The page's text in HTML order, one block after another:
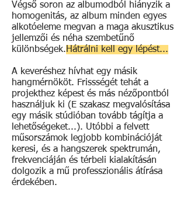
Végső soron az albumodból hiányzik a
homogenitás, az album minden egyes
alkotóeleme megvan a maga akusztikus
jellemzői és néha szembetűnő
különbségek.Hátrálni kell egy lépést...
A keveréshez hívhat egy másik
hangmérnököt. Frissségét tehát a
projekthez képest és más nézőpontból
használjuk ki (E szakasz megvalósítása
egy másik stúdióban tovább tágítja a
lehetőségeket...). Utóbbi a felvett
műsorszámok legjobb kombinációját
keresi, és a hangszerek spektrumán,
frekvenciáján és térbeli kialakításán
dolgozik a mű professzionális átírása
érdekében.